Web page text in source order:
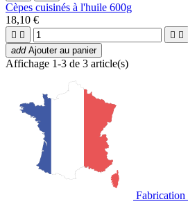
Cèpes cuisinés à l'huile 600g
18,10 €
   
add Ajouter au panier
Affichage 1-3 de 3 article(s)
Fabrication